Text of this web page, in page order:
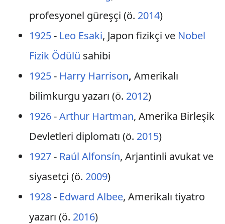
profesyonel güreşçi (ö. 2014)
1925- Leo Esaki, Japon fizikçi ve Nobel
Fizik Ödülü sahibi
1925- Harry Harrison, Amerikalı
bilimkurgu yazarı (ö. 2012)
1926-Arthur Hartman, Amerika Birleşik
Devletleri diplomatı (ö. 2015)
1927- Raúl Alfonsín, Arjantinli avukat ve
siyasetçi (ö. 2009)
1928- Edward Albee, Amerikalı tiyatro
yazarı (ö. 2016)